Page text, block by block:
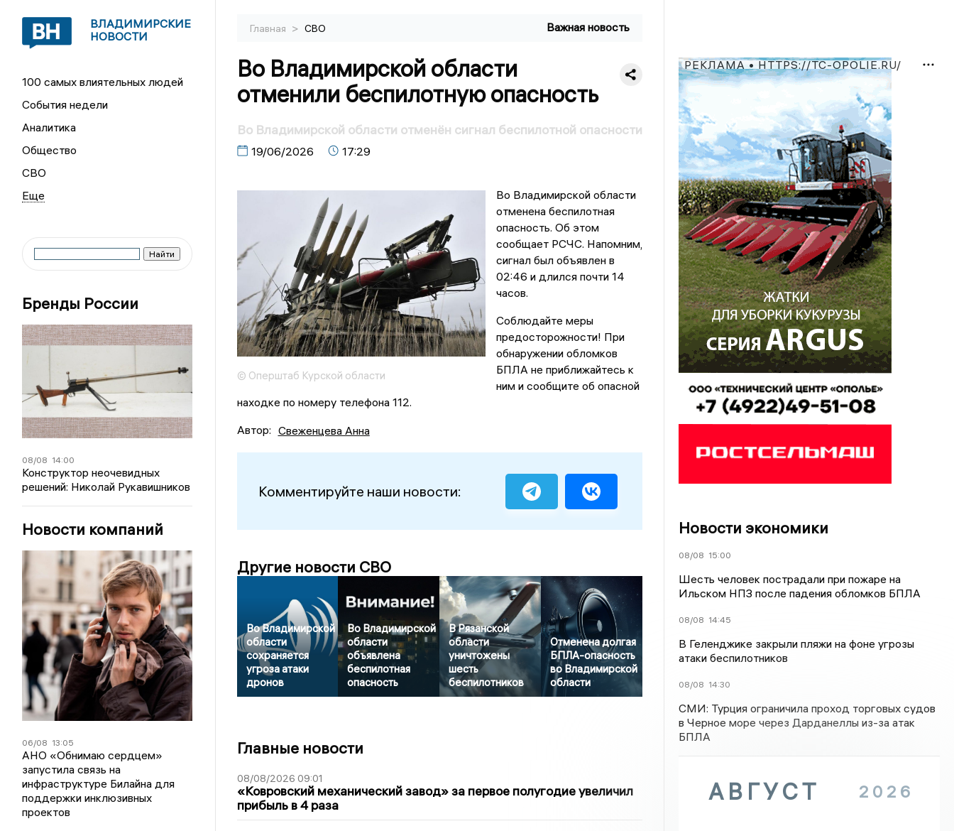
ВЛАДИМИРСКИЕ
НОВОСТИ
100 самых влиятельных людей
События недели
Аналитика
Общество
СВО
Бренды России
08/08 14:00
Конструктор неочевидных
решений: Николай Рукавишников
Новости компаний
06/08 13:05
АНО «Обнимаю сердцем»
запустила связь на
инфраструктуре Билайна для
поддержки инклюзивных
проектов
Главная > СВО Важная новость
Во Владимирской области
отменили беспилотную опасность
Во Владимирской области отменён сигнал беспилотной опасности
19/06/2026 17:29
© Оперштаб Курской области
Во Владимирской области
отменена беспилотная
опасность. Об этом
сообщает РСЧС. Напомним,
сигнал был объявлен в
02:46 и длился почти 14
часов.
Соблюдайте меры
предосторожности! При
обнаружении обломков
БПЛА не приближайтесь к
ним и сообщите об опасной
находке по номеру телефона 112.
Автор: Свеженцева Анна
Комментируйте наши новости:
Другие новости СВО
Во Владимирской
области
сохраняется
угроза атаки
дронов
Во Владимирской
области
объявлена
беспилотная
опасность
В Рязанской
области
уничтожены
шесть
беспилотников
Отменена долгая
БПЛА-опасность
во Владимирской
области
Главные новости
08/08/2026 09:01
«Ковровский механический завод» за первое полугодие увеличил
прибыль в 4 раза
РЕКЛАМА • HTTPS://TC-OPOLIE.RU/
Новости экономики
08/08 15:00
Шесть человек пострадали при пожаре на
Ильском НПЗ после падения обломков БПЛА
08/08 14:45
В Геленджике закрыли пляжи на фоне угрозы
атаки беспилотников
08/08 14:30
СМИ: Турция ограничила проход торговых судов
в Черное море через Дарданеллы из-за атак
БПЛА
АВГУСТ 2026